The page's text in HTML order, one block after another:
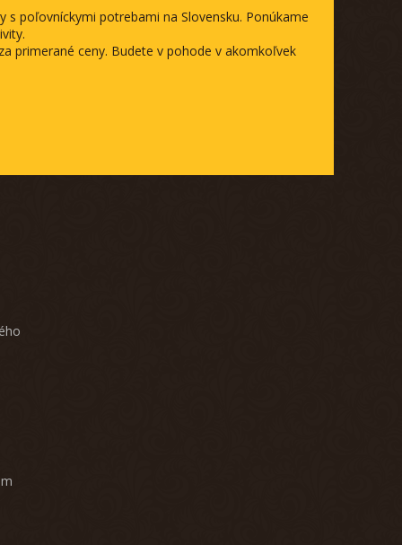
poľovníckymi potrebami na Slovensku. Ponúkame
primerané ceny. Budete v pohode v akomkoľvek